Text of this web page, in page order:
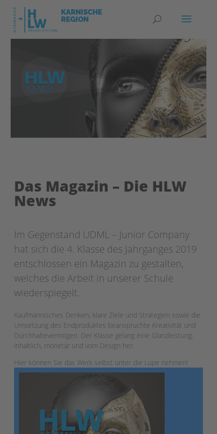
Das Magazin – Die HLW
News
Im Gegenstand UDML – Junior Company
hat sich die 4. Klasse des Jahrganges 2019
entschlossen ein Magazin zu gestalten,
welches die Arbeit in unserer Schule
wiederspiegelt.
Kaufmännisches Denken, klare Ziele und Strategien sowie die
Umsetzung des Endproduktes beanspruchte Kreativität und
Durchhaltevermögen. Der Klasse gelang eine Glanzleistung:
inhaltlich, monetär und vom Design her.
Hier können Sie das Werk selbst unter die Lupe nehmen!